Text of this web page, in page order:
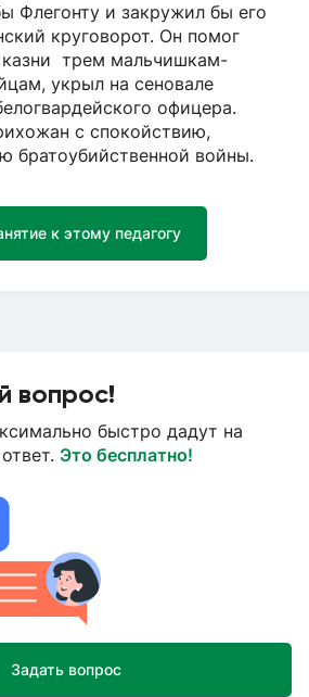
Флегонту и закружил бы его
круговорот. Он помог
казни трем мальчишкам-
укрыл на сеновале
офицера.
с спокойствию,
братоубийственной войны.
к этому педагогу
вопрос!
быстро дадут на
Это бесплатно!
Задать вопрос